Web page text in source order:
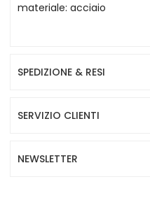
materiale: acciaio
SPEDIZIONE & RESI
SERVIZIO CLIENTI
NEWSLETTER